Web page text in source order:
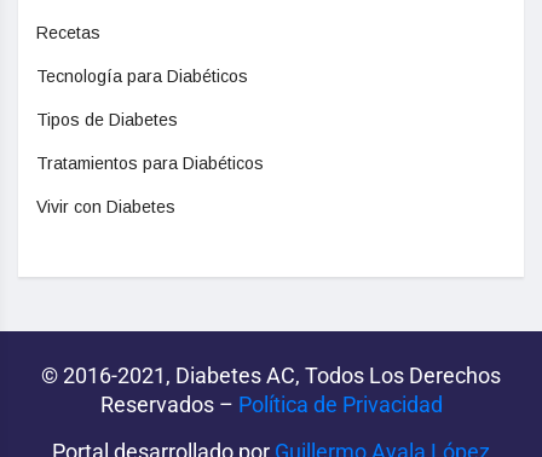
Recetas
Tecnología para Diabéticos
Tipos de Diabetes
Tratamientos para Diabéticos
Vivir con Diabetes
© 2016-2021, Diabetes AC, Todos Los Derechos
Reservados – Política de Privacidad‌­
Portal desarrollado por Guillermo Ayala López